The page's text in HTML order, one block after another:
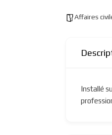
Affaires
Installé